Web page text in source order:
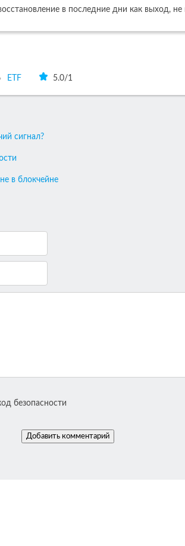
в последние дни как выход, не
ETF 5.0/1
сигнал?
в блокчейне